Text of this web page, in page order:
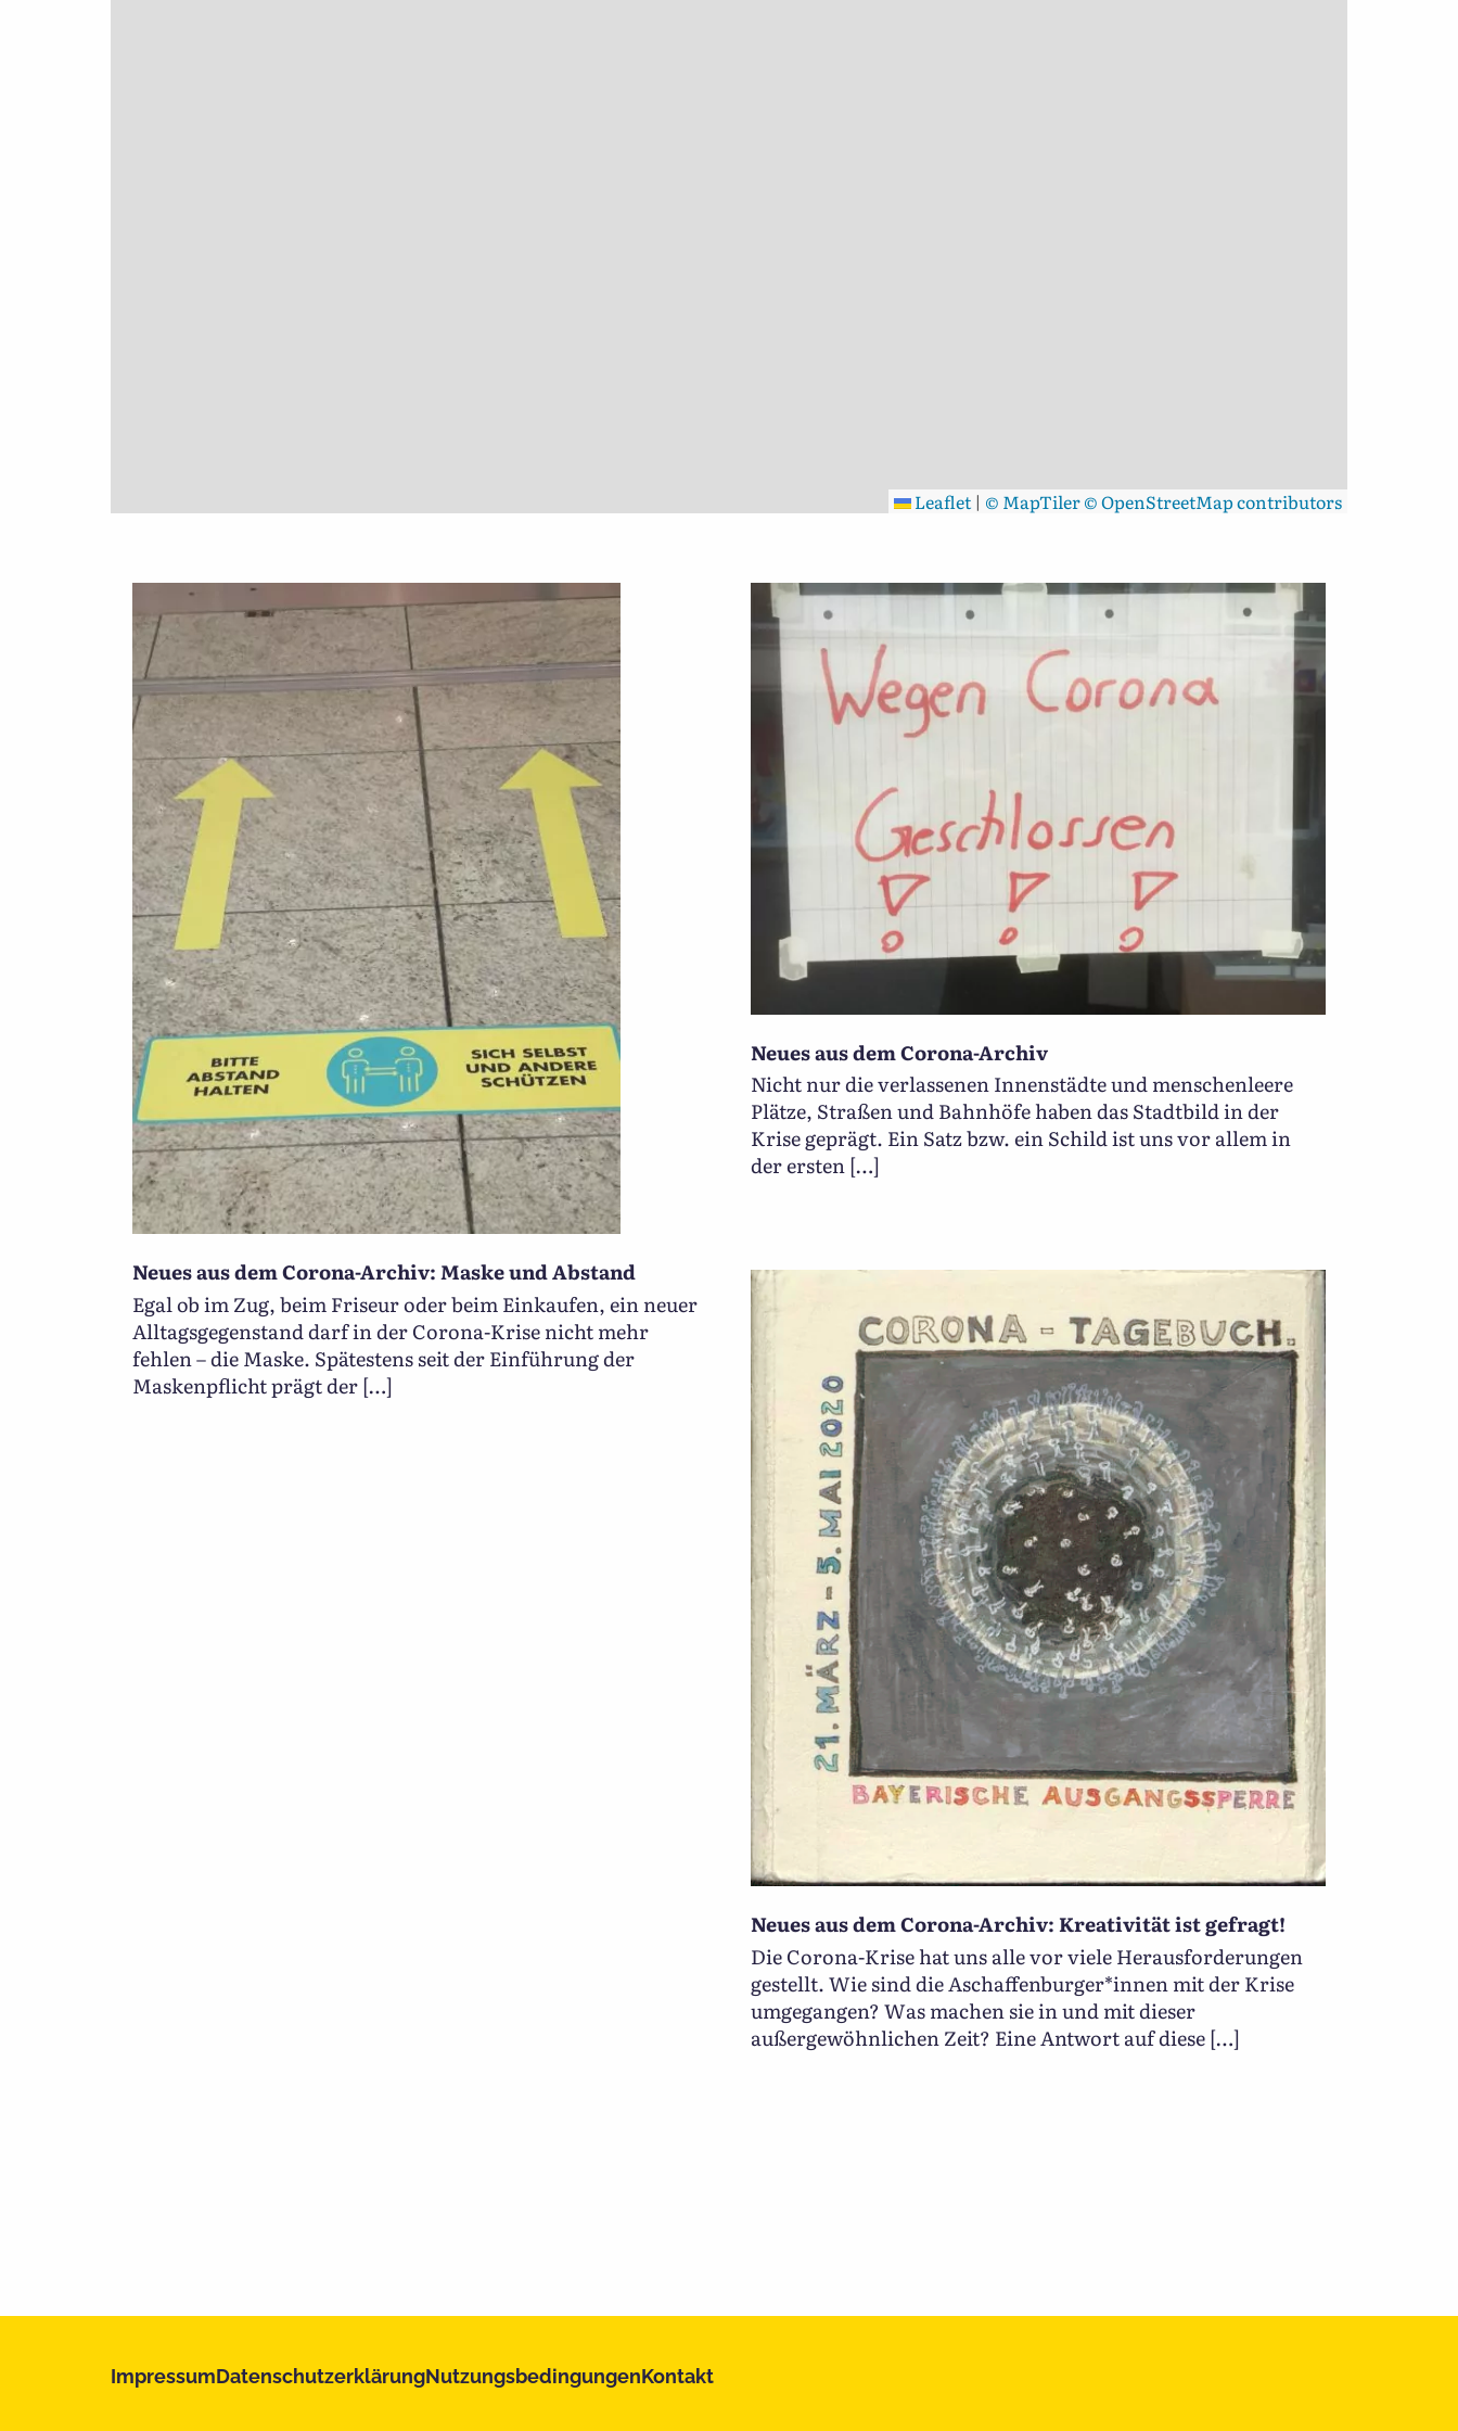
Leaflet | © MapTiler© OpenStreetMap contributors
Neues aus dem Corona-Archiv: Maske und Abstand
Egal ob im Zug, beim Friseur oder beim Einkaufen, ein neuer
Alltagsgegenstand darf in der Corona-Krise nicht mehr
fehlen – die Maske. Spätestens seit der Einführung der
Maskenpflicht prägt der […]
Neues aus dem Corona-Archiv
Nicht nur die verlassenen Innenstädte und menschenleere
Plätze, Straßen und Bahnhöfe haben das Stadtbild in der
Krise geprägt. Ein Satz bzw. ein Schild ist uns vor allem in
der ersten […]
Neues aus dem Corona-Archiv: Kreativität ist gefragt!
Die Corona-Krise hat uns alle vor viele Herausforderungen
gestellt. Wie sind die Aschaffenburger*innen mit der Krise
umgegangen? Was machen sie in und mit dieser
außergewöhnlichen Zeit? Eine Antwort auf diese […]
ImpressumDatenschutzerklärungNutzungsbedingungenKontakt